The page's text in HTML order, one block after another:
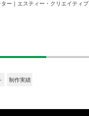
ー｜エスティー・クリエイティブ
制作実績